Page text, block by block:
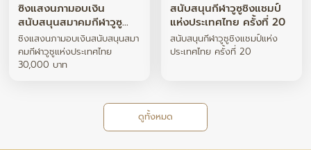
ซิงแสงนภามอบเงิน
สนับสนุนสมาคมกีฬาวูซู
แห่งประเทศไทย 30,000
บาท
ซิงแสงนภามอบเงินสนับสนุนสมา
คมกีฬาวูซูแห่งประเทศไทย
30,000 บาท
สนับสนุนกีฬาวูซูชิงแชมป์
แห่งประเทศไทย ครั้งที่ 20
สนับสนุนกีฬาวูซูชิงแชมป์แห่ง
ประเทศไทย ครั้งที่ 20
ดูทั้งหมด